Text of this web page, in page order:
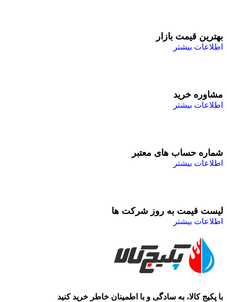
بهترین قیمت بازار
اطلاعات بیشتر
مشاوره خرید
اطلاعات بیشتر
شماره حساب های معتبر
اطلاعات بیشتر
لیست قیمت به روز شرکت ها
اطلاعات بیشتر
با پکیج کالا، به سادگی و با اطمینان خاطر خرید کنید